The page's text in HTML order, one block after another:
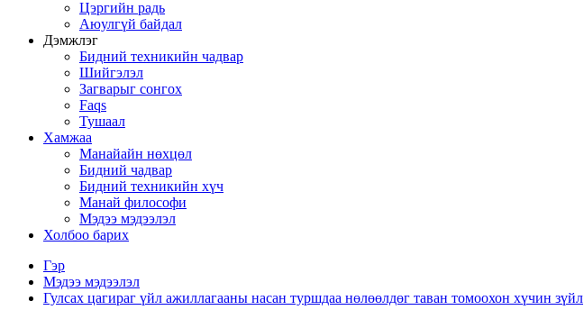
Цэргийн радь
Аюулгүй байдал
Дэмжлэг
Бидний техникийн чадвар
Шийгэлэл
Загварыг сонгох
Faqs
Тушаал
Хамжаа
Манайайн нөхцөл
Бидний чадвар
Бидний техникийн хүч
Манай философи
Мэдээ мэдээлэл
Холбоо барих
Гэр
Мэдээ мэдээлэл
Гулсах цагираг үйл ажиллагааны насан туршдаа нөлөөлдөг таван томоохон хүчин зүйл